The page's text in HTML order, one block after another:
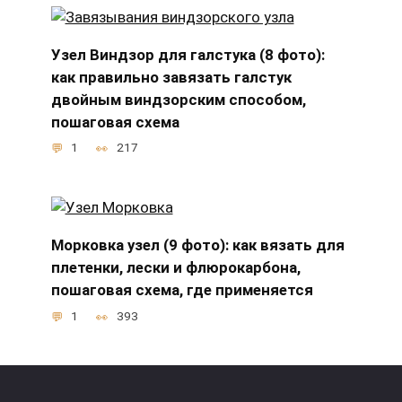
Узел Виндзор для галстука (8 фото):
как правильно завязать галстук
двойным виндзорским способом,
пошаговая схема
1 217
Морковка узел (9 фото): как вязать для
плетенки, лески и флюрокарбона,
пошаговая схема, где применяется
1 393